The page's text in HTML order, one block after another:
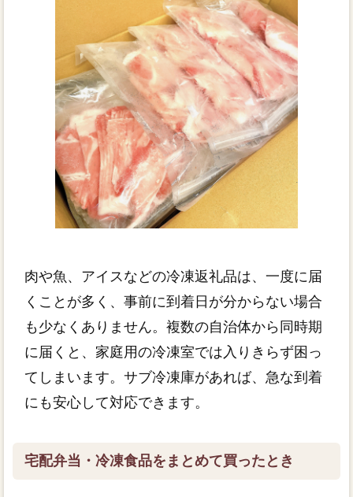
肉や魚、アイスなどの冷凍返礼品は、一度に届
くことが多く、事前に到着日が分からない場合
も少なくありません。複数の自治体から同時期
に届くと、家庭用の冷凍室では入りきらず困っ
てしまいます。サブ冷凍庫があれば、急な到着
にも安心して対応できます。
宅配弁当・冷凍食品をまとめて買ったとき